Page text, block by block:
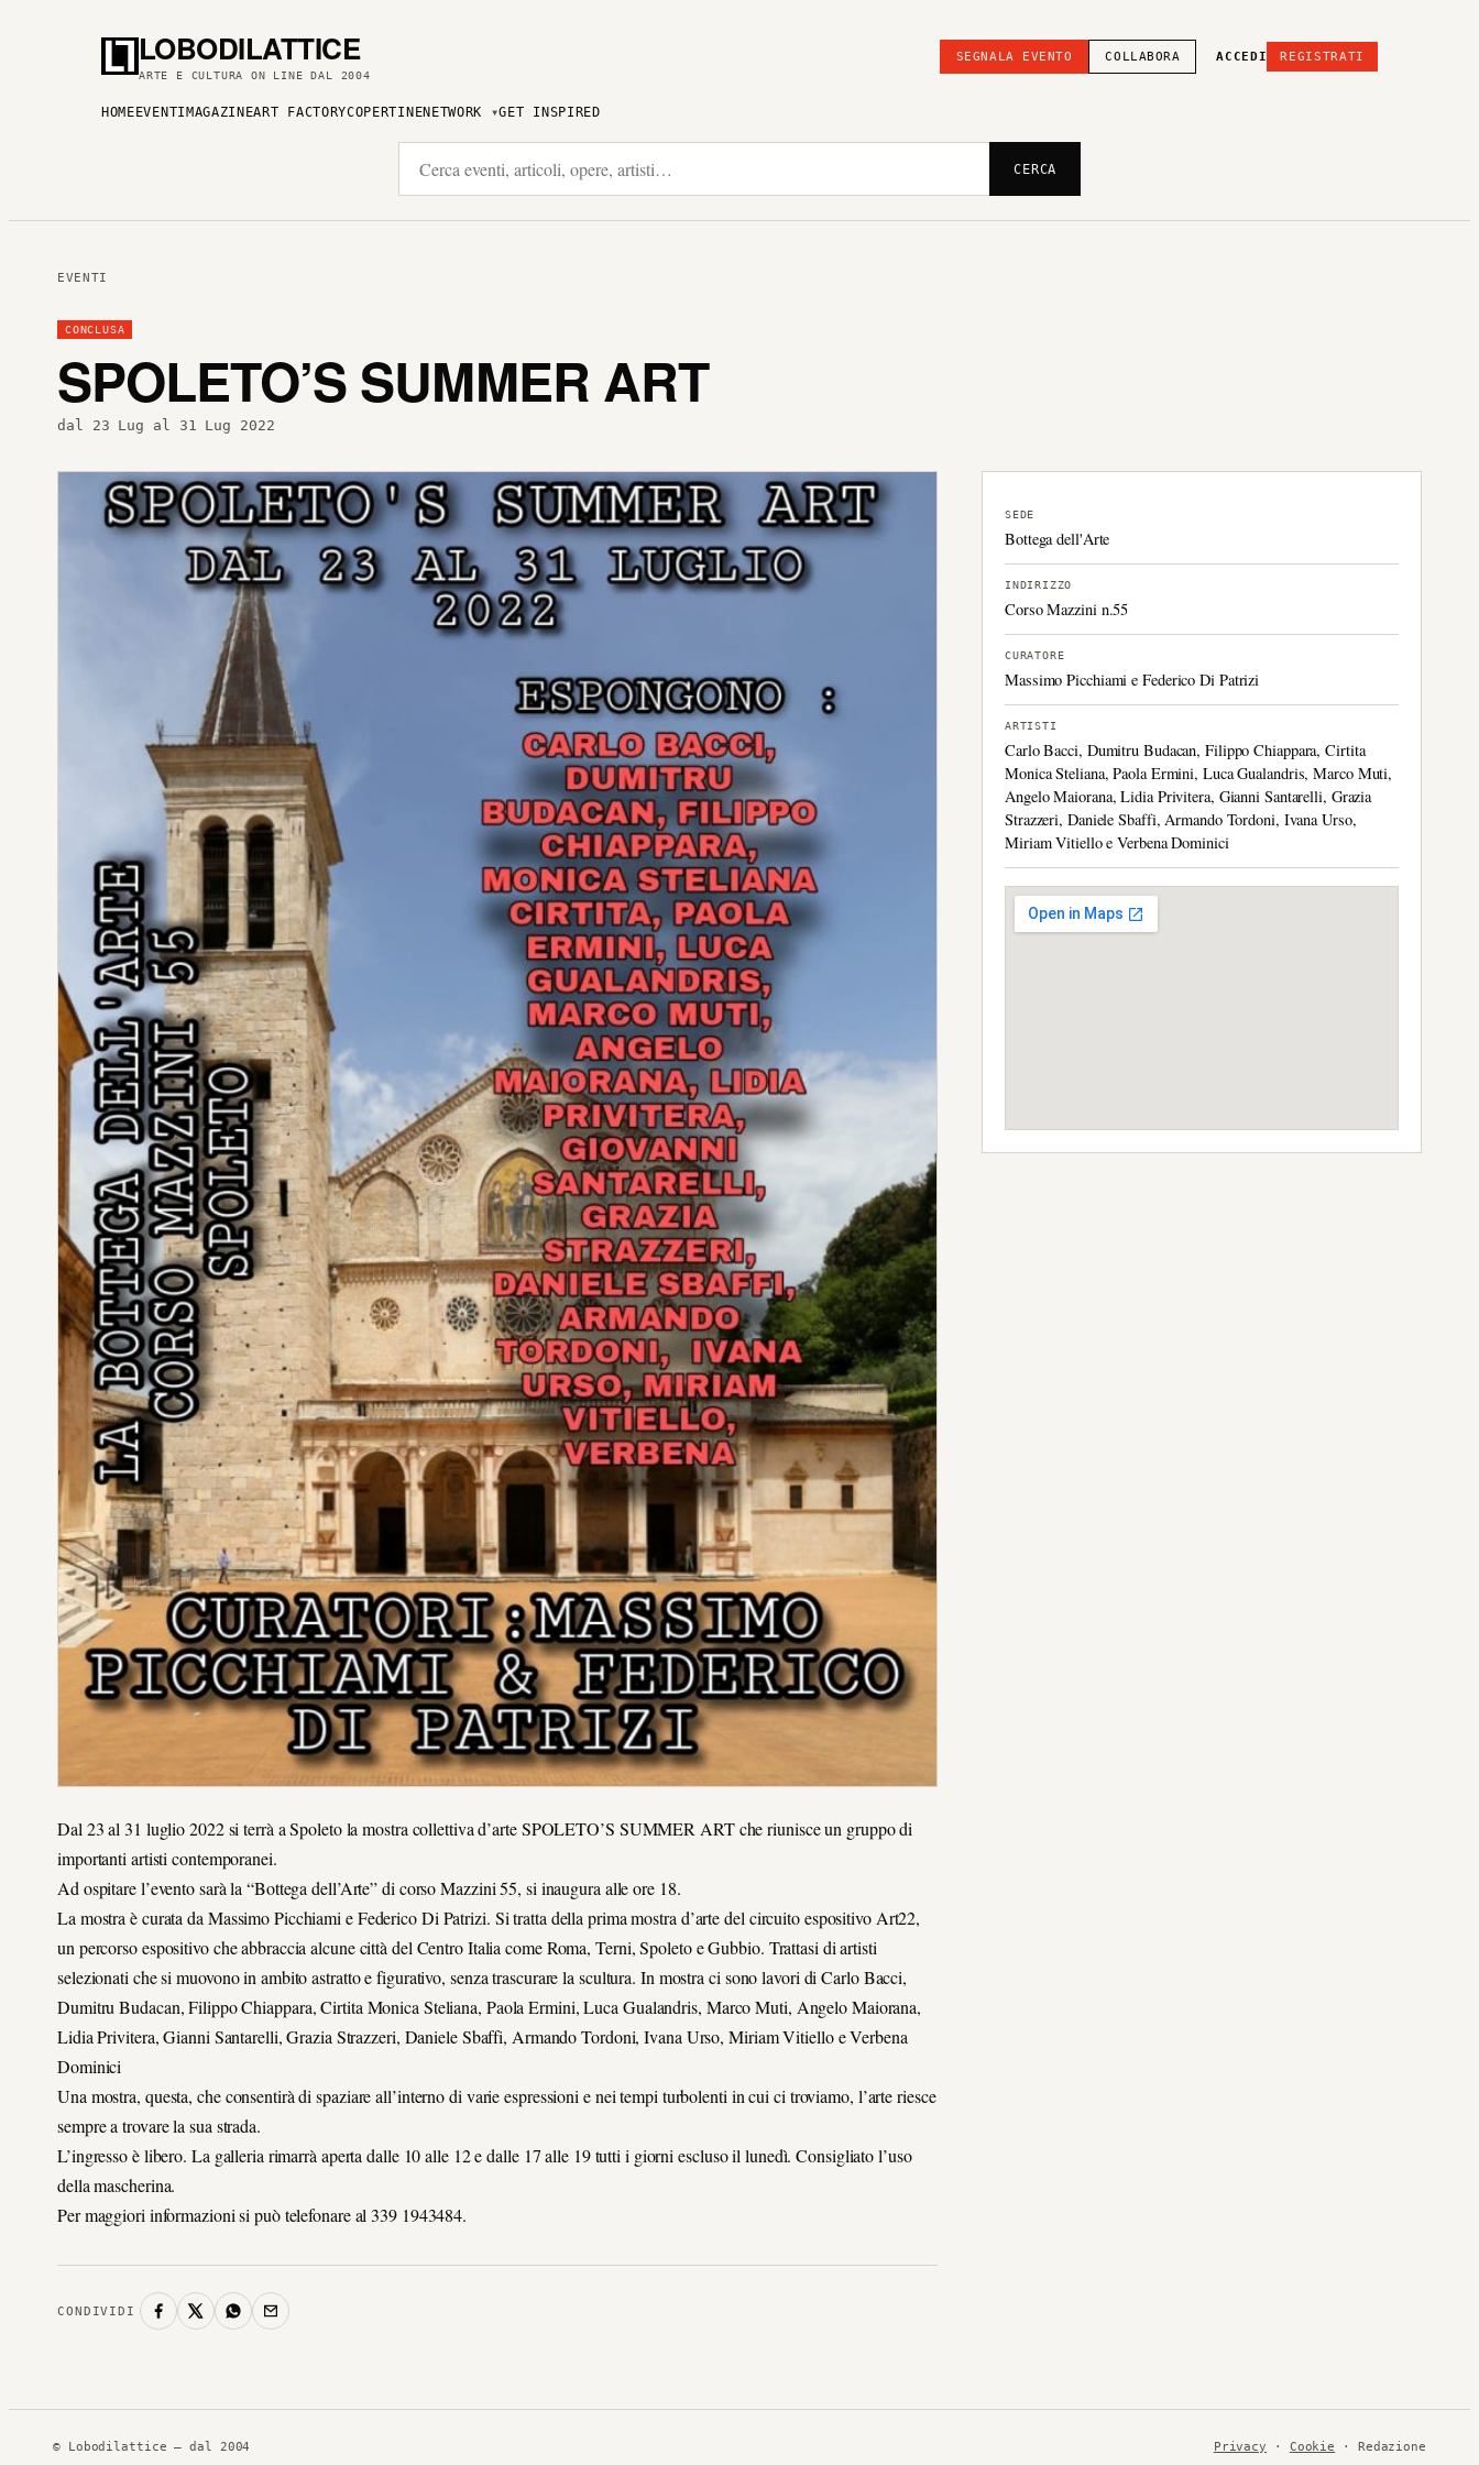
LOBODILATTICE
ARTE E CULTURA ON LINE DAL 2004
SEGNALA EVENTO COLLABORA ACCEDI REGISTRATI
HOME EVENTI MAGAZINEART FACTORYCOPERTINENETWORK GET INSPIRED
CERCA
EVENTI
CONCLUSA
SPOLETO’S SUMMER ART
dal 23 Lug al 31 Lug 2022
Dal 23 al 31 luglio 2022 si terrà a Spoleto la mostra collettiva d’arte SPOLETO’S SUMMER ART che riunisce un gruppo di
importanti artisti contemporanei.
Ad ospitare l’evento sarà la “Bottega dell’Arte” di corso Mazzini 55, si inaugura alle ore 18.
La mostra è curata da Massimo Picchiami e Federico Di Patrizi. Si tratta della prima mostra d’arte del circuito espositivo Art22,
un percorso espositivo che abbraccia alcune città del Centro Italia come Roma, Terni, Spoleto e Gubbio. Trattasi di artisti
selezionati che si muovono in ambito astratto e figurativo, senza trascurare la scultura. In mostra ci sono lavori di Carlo Bacci,
Dumitru Budacan, Filippo Chiappara, Cirtita Monica Steliana, Paola Ermini, Luca Gualandris, Marco Muti, Angelo Maiorana,
Lidia Privitera, Gianni Santarelli, Grazia Strazzeri, Daniele Sbaffi, Armando Tordoni, Ivana Urso, Miriam Vitiello e Verbena
Dominici
Una mostra, questa, che consentirà di spaziare all’interno di varie espressioni e nei tempi turbolenti in cui ci troviamo, l’arte riesce
sempre a trovare la sua strada.
L’ingresso è libero. La galleria rimarrà aperta dalle 10 alle 12 e dalle 17 alle 19 tutti i giorni escluso il lunedì. Consigliato l’uso
della mascherina.
Per maggiori informazioni si può telefonare al 339 1943484.
CONDIVIDI
SEDE
Bottega dell'Arte
INDIRIZZO
Corso Mazzini n.55
CURATORE
Massimo Picchiami e Federico Di Patrizi
ARTISTI
Carlo Bacci, Dumitru Budacan, Filippo Chiappara, Cirtita
Monica Steliana, Paola Ermini, Luca Gualandris, Marco Muti,
Angelo Maiorana, Lidia Privitera, Gianni Santarelli, Grazia
Strazzeri, Daniele Sbaffi, Armando Tordoni, Ivana Urso,
Miriam Vitiello e Verbena Dominici
© Lobodilattice — dal 2004 Privacy · Cookie · Redazione